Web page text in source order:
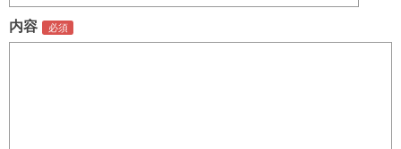
内容